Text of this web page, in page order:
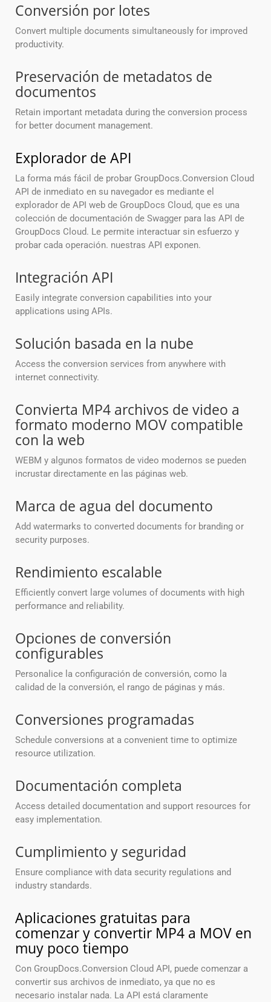
Conversión por lotes
Convert multiple documents simultaneously for improved
productivity.
Preservación de metadatos de
documentos
Retain important metadata during the conversion process
for better document management.
Explorador de API
La forma más fácil de probar GroupDocs.Conversion Cloud
API de inmediato en su navegador es mediante el
explorador de API web de GroupDocs Cloud, que es una
colección de documentación de Swagger para las API de
GroupDocs Cloud. Le permite interactuar sin esfuerzo y
probar cada operación. nuestras API exponen.
Integración API
Easily integrate conversion capabilities into your
applications using APIs.
Solución basada en la nube
Access the conversion services from anywhere with
internet connectivity.
Convierta MP4 archivos de video a
formato moderno MOV compatible
con la web
WEBM y algunos formatos de video modernos se pueden
incrustar directamente en las páginas web.
Marca de agua del documento
Add watermarks to converted documents for branding or
security purposes.
Rendimiento escalable
Efficiently convert large volumes of documents with high
performance and reliability.
Opciones de conversión
configurables
Personalice la configuración de conversión, como la
calidad de la conversión, el rango de páginas y más.
Conversiones programadas
Schedule conversions at a convenient time to optimize
resource utilization.
Documentación completa
Access detailed documentation and support resources for
easy implementation.
Cumplimiento y seguridad
Ensure compliance with data security regulations and
industry standards.
Aplicaciones gratuitas para
comenzar y convertir MP4 a MOV en
muy poco tiempo
Con GroupDocs.Conversion Cloud API, puede comenzar a
convertir sus archivos de inmediato, ya que no es
necesario instalar nada. La API está claramente